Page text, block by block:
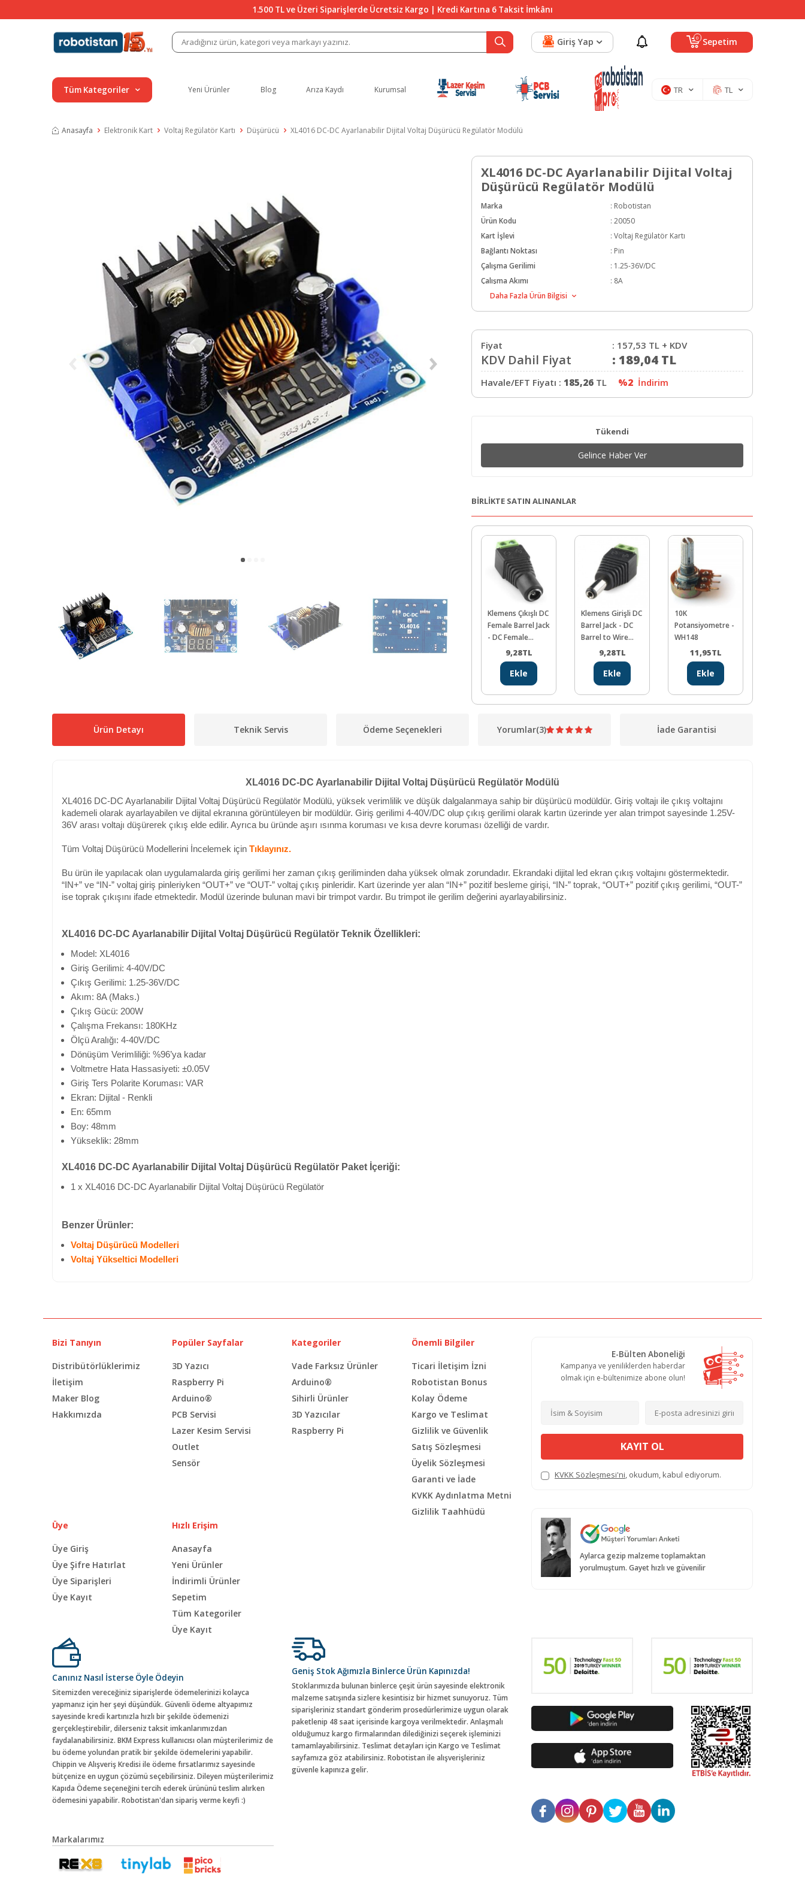
1.500 TL ve Üzeri Siparişlerde Ücretsiz Kargo | Kredi Kartına 6 Taksit İmkânı
0 Sepetim
Giriş Yap
Tüm Kategoriler Yeni Ürünler Blog Arıza Kaydı Kurumsal TR TL
Anasayfa Elektronik Kart Voltaj Regülatör Kartı Düşürücü XL4016 DC-DC Ayarlanabilir Dijital Voltaj Düşürücü Regülatör Modülü
XL4016 DC-DC Ayarlanabilir Dijital Voltaj
Düşürücü Regülatör Modülü
Marka : Robotistan
Ürün Kodu
: 20050
Kart İşlevi
: Voltaj Regülatör Kartı
Bağlantı Noktası
: Pin
Çalışma Gerilimi
: 1.25-36V/DC
Çalışma Akımı
: 8A
Daha Fazla Ürün Bilgisi
Fiyat : 157,53 TL + KDV
KDV Dahil Fiyat : 189,04 TL
Havale/EFT Fiyatı : 185,26 TL %2 İndirim
Tükendi
Gelince Haber Ver
BİRLİKTE SATIN ALINANLAR
Klemens Çıkışlı DC
Female Barrel Jack
- DC Female
Barrel to Wire
9,28TL
Ekle
Klemens Girişli DC
Barrel Jack - DC
Barrel to Wire
9,28TL
Ekle
10K
Potansiyometre -
WH148
11,95TL
Ekle
Ürün Detayı Teknik Servis Ödeme Seçenekleri Yorumlar(3) İade Garantisi
XL4016 DC-DC Ayarlanabilir Dijital Voltaj Düşürücü Regülatör Modülü
XL4016 DC-DC Ayarlanabilir Dijital Voltaj Düşürücü Regülatör Modülü, yüksek verimlilik ve düşük dalgalanmaya sahip bir düşürücü modüldür. Giriş voltajı ile çıkış voltajını
kademeli olarak ayarlayabilen ve dijital ekranına görüntüleyen bir modüldür. Giriş gerilimi 4-40V/DC olup çıkış gerilimi olarak kartın üzerinde yer alan trimpot sayesinde 1.25V-
36V arası voltajı düşürerek çıkış elde edilir. Ayrıca bu üründe aşırı ısınma koruması ve kısa devre koruması özelliği de vardır.
Tüm Voltaj Düşürücü Modellerini İncelemek için Tıklayınız.
Bu ürün ile yapılacak olan uygulamalarda giriş gerilimi her zaman çıkış geriliminden daha yüksek olmak zorundadır. Ekrandaki dijital led ekran çıkış voltajını göstermektedir.
“IN+” ve “IN-” voltaj giriş pinleriyken “OUT+” ve “OUT-” voltaj çıkış pinleridir. Kart üzerinde yer alan “IN+” pozitif besleme girişi, “IN-” toprak, “OUT+” pozitif çıkış gerilimi, “OUT-”
ise toprak çıkışını ifade etmektedir. Modül üzerinde bulunan mavi bir trimpot vardır. Bu trimpot ile gerilim değerini ayarlayabilirsiniz.
XL4016 DC-DC Ayarlanabilir Dijital Voltaj Düşürücü Regülatör Teknik Özellikleri:
Model: XL4016
Giriş Gerilimi: 4-40V/DC
Çıkış Gerilimi: 1.25-36V/DC
Akım: 8A (Maks.)
Çıkış Gücü: 200W
Çalışma Frekansı: 180KHz
Ölçü Aralığı: 4-40V/DC
Dönüşüm Verimliliği: %96’ya kadar
Voltmetre Hata Hassasiyeti: ±0.05V
Giriş Ters Polarite Koruması: VAR
Ekran: Dijital - Renkli
En: 65mm
Boy: 48mm
Yükseklik: 28mm
XL4016 DC-DC Ayarlanabilir Dijital Voltaj Düşürücü Regülatör Paket İçeriği:
1 x XL4016 DC-DC Ayarlanabilir Dijital Voltaj Düşürücü Regülatör
Benzer Ürünler:
Voltaj Düşürücü Modelleri
Voltaj Yükseltici Modelleri
Bizi Tanıyın
Distribütörlüklerimiz
İletişim
Maker Blog
Hakkımızda
Popüler Sayfalar
3D Yazıcı
Raspberry Pi
Arduino®
PCB Servisi
Lazer Kesim Servisi
Outlet
Sensör
Kategoriler
Vade Farksız Ürünler
Arduino®
Sihirli Ürünler
3D Yazıcılar
Raspberry Pi
Önemli Bilgiler
Ticari İletişim İzni
Robotistan Bonus
Kolay Ödeme
Kargo ve Teslimat
Gizlilik ve Güvenlik
Satış Sözleşmesi
Üyelik Sözleşmesi
Garanti ve İade
KVKK Aydınlatma Metni
Gizlilik Taahhüdü
Üye
Üye Giriş
Üye Şifre Hatırlat
Üye Siparişleri
Üye Kayıt
Hızlı Erişim
Anasayfa
Yeni Ürünler
İndirimli Ürünler
Sepetim
Tüm Kategoriler
Üye Kayıt
E-Bülten Aboneliği
Kampanya ve yeniliklerden haberdar
olmak için e-bültenimize abone olun!
KAYIT OL
KVKK Sözleşmesi'ni, okudum, kabul ediyorum.
Aylarca gezip malzeme toplamaktan
yorulmuştum. Gayet hızlı ve güvenilir
Canınız Nasıl İsterse Öyle Ödeyin
Sitemizden vereceğiniz siparişlerde ödemelerinizi kolayca
yapmanız için her şeyi düşündük. Güvenli ödeme altyapımız
sayesinde kredi kartınızla hızlı bir şekilde ödemenizi
gerçekleştirebilir, dilerseniz taksit imkanlarımızdan
faydalanabilirsiniz. BKM Express kullanıcısı olan müşterilerimiz de
bu ödeme yolundan pratik bir şekilde ödemelerini yapabilir.
Chippin ve Alışveriş Kredisi ile ödeme fırsatlarımız sayesinde
bütçenize en uygun çözümü seçebilirsiniz. Dileyen müşterilerimiz
Kapıda Ödeme seçeneğini tercih ederek ürününü teslim alırken
ödemesini yapabilir. Robotistan'dan sipariş verme keyfi :)
Geniş Stok Ağımızla Binlerce Ürün Kapınızda!
Stoklarımızda bulunan binlerce çeşit ürün sayesinde elektronik
malzeme satışında sizlere kesintisiz bir hizmet sunuyoruz. Tüm
siparişleriniz standart gönderim prosedürlerimize uygun olarak
paketlenip 48 saat içerisinde kargoya verilmektedir. Anlaşmalı
olduğumuz kargo firmalarından dilediğinizi seçerek işleminizi
tamamlayabilirsiniz. Teslimat detayları için Kargo ve Teslimat
sayfamıza göz atabilirsiniz. Robotistan ile alışverişleriniz
güvenle kapınıza gelir.
Markalarımız